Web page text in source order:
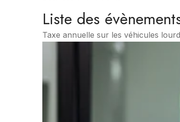
Liste des
Taxe annuelle sur les véhicules